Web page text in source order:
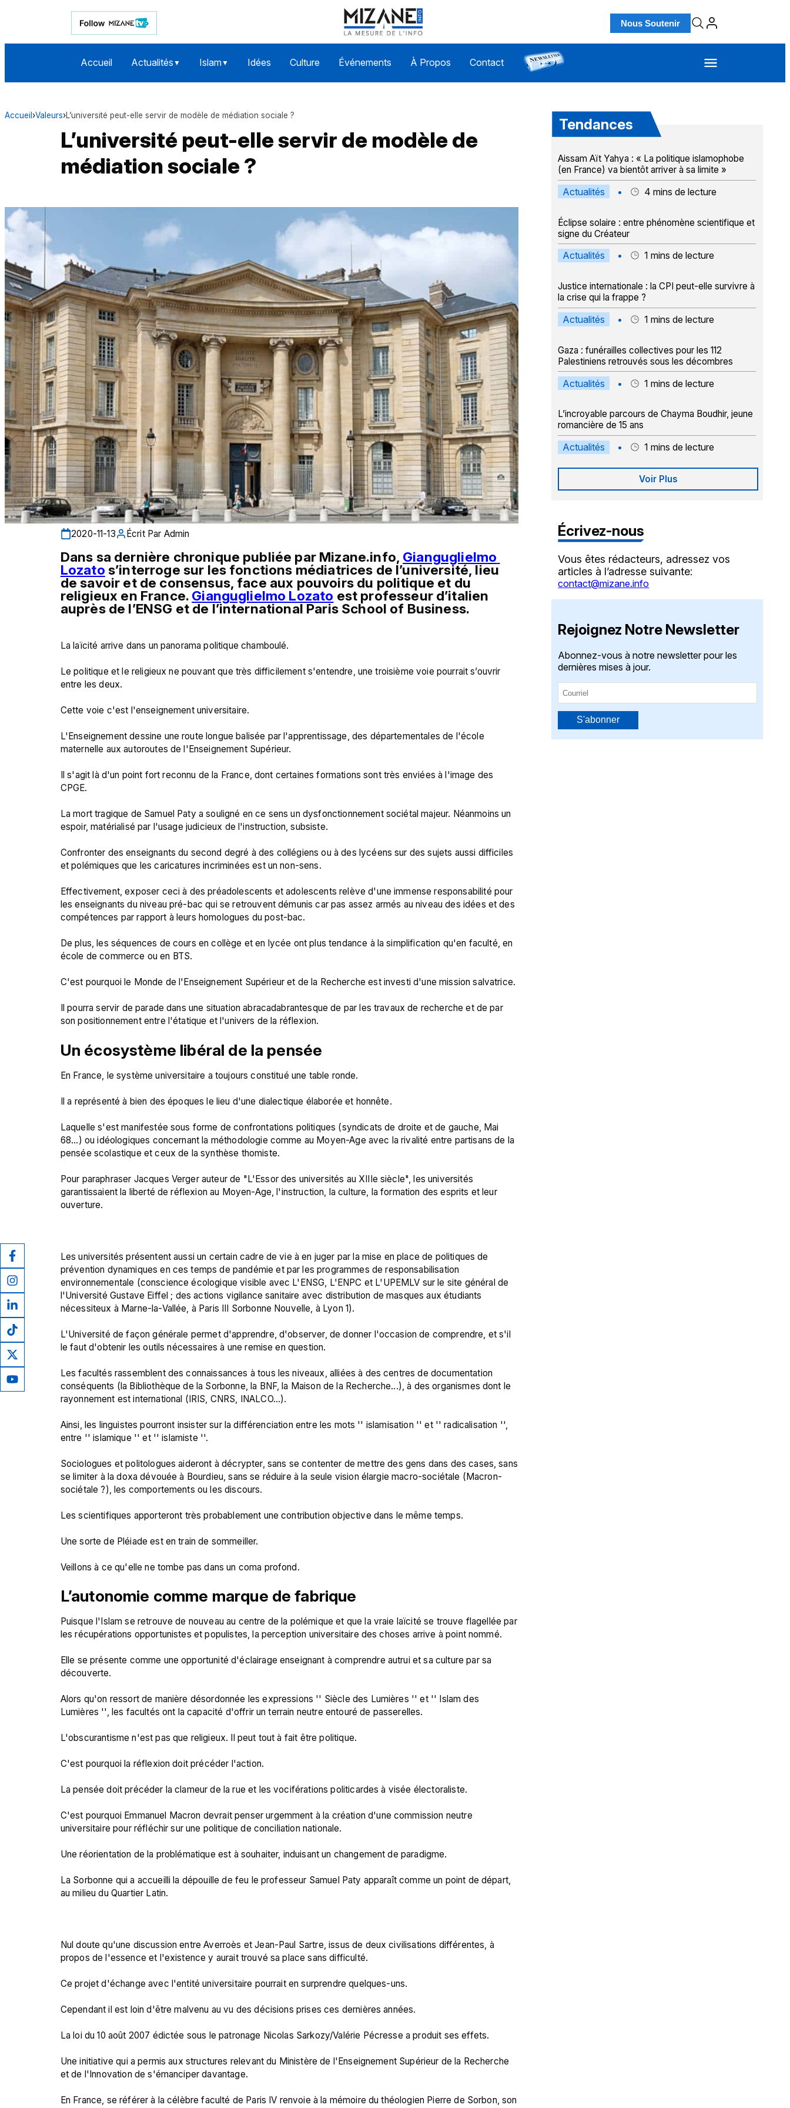
Nous Soutenir
Accueil Actualités ▼ Islam▼ Idées Culture Événements À Propos Contact
Accueil ›Valeurs›L’université peut-elle servir de modèle de médiation sociale ?
L’université peut-elle servir de modèle de
médiation sociale ?
2020-11-13 Écrit Par Admin
Dans sa dernière chronique publiée par Mizane.info, Gianguglielmo
Lozato s’interroge sur les fonctions médiatrices de l’université, lieu
de savoir et de consensus, face aux pouvoirs du politique et du
religieux en France. Gianguglielmo Lozato est professeur d’italien
auprès de l’ENSG et de l’international Paris School of Business.
La laïcité arrive dans un panorama politique chamboulé.
Le politique et le religieux ne pouvant que très difficilement s'entendre, une troisième voie pourrait s’ouvrir
entre les deux.
Cette voie c'est l'enseignement universitaire.
L'Enseignement dessine une route longue balisée par l'apprentissage, des départementales de l'école
maternelle aux autoroutes de l'Enseignement Supérieur.
Il s'agit là d'un point fort reconnu de la France, dont certaines formations sont très enviées à l'image des
CPGE.
La mort tragique de Samuel Paty a souligné en ce sens un dysfonctionnement sociétal majeur. Néanmoins un
espoir, matérialisé par l'usage judicieux de l'instruction, subsiste.
Confronter des enseignants du second degré à des collégiens ou à des lycéens sur des sujets aussi difficiles
et polémiques que les caricatures incriminées est un non-sens.
Effectivement, exposer ceci à des préadolescents et adolescents relève d'une immense responsabilité pour
les enseignants du niveau pré-bac qui se retrouvent démunis car pas assez armés au niveau des idées et des
compétences par rapport à leurs homologues du post-bac.
De plus, les séquences de cours en collège et en lycée ont plus tendance à la simplification qu'en faculté, en
école de commerce ou en BTS.
C'est pourquoi le Monde de l'Enseignement Supérieur et de la Recherche est investi d'une mission salvatrice.
Il pourra servir de parade dans une situation abracadabrantesque de par les travaux de recherche et de par
Un écosystème libéral de la pensée
En France, le système universitaire a toujours constitué une table ronde.
Il a représenté à bien des époques le lieu d'une dialectique élaborée et honnête.
Laquelle s'est manifestée sous forme de confrontations politiques (syndicats de droite et de gauche, Mai
68...) ou idéologiques concernant la méthodologie comme au Moyen-Age avec la rivalité entre partisans de la
pensée scolastique et ceux de la synthèse thomiste.
Pour paraphraser Jacques Verger auteur de "L'Essor des universités au XIIIe siècle", les universités
garantissaient la liberté de réflexion au Moyen-Age, l'instruction, la culture, la formation des esprits et leur
ouverture.
Les universités présentent aussi un certain cadre de vie à en juger par la mise en place de politiques de
prévention dynamiques en ces temps de pandémie et par les programmes de responsabilisation
environnementale (conscience écologique visible avec L'ENSG, L'ENPC et L'UPEMLV sur le site général de
l'Université Gustave Eiffel ; des actions vigilance sanitaire avec distribution de masques aux étudiants
nécessiteux à Marne-la-Vallée, à Paris III Sorbonne Nouvelle, à Lyon 1).
L'Université de façon générale permet d'apprendre, d'observer, de donner l'occasion de comprendre, et s'il
le faut d'obtenir les outils nécessaires à une remise en question.
Les facultés rassemblent des connaissances à tous les niveaux, alliées à des centres de documentation
conséquents (la Bibliothèque de la Sorbonne, la BNF, la Maison de la Recherche...), à des organismes dont le
rayonnement est international (IRIS, CNRS, INALCO...).
Ainsi, les linguistes pourront insister sur la différenciation entre les mots '' islamisation '' et '' radicalisation '',
entre '' islamique '' et '' islamiste ''.
Sociologues et politologues aideront à décrypter, sans se contenter de mettre des gens dans des cases, sans
se limiter à la doxa dévouée à Bourdieu, sans se réduire à la seule vision élargie macro-sociétale (Macron-
sociétale ?), les comportements ou les discours.
Les scientifiques apporteront très probablement une contribution objective dans le même temps.
Une sorte de Pléiade est en train de sommeiller.
L’autonomie comme marque de fabrique
Puisque l'Islam se retrouve de nouveau au centre de la polémique et que la vraie laïcité se trouve flagellée par
les récupérations opportunistes et populistes, la perception universitaire des choses arrive à point nommé.
Elle se présente comme une opportunité d'éclairage enseignant à comprendre autrui et sa culture par sa
découverte.
Alors qu'on ressort de manière désordonnée les expressions '' Siècle des Lumières '' et '' Islam des
Lumières '', les facultés ont la capacité d'offrir un terrain neutre entouré de passerelles.
L'obscurantisme n'est pas que religieux. Il peut tout à fait être politique.
C'est pourquoi la réflexion doit précéder l'action.
La pensée doit précéder la clameur de la rue et les vociférations politicardes à visée électoraliste.
C'est pourquoi Emmanuel Macron devrait penser urgemment à la création d'une commission neutre
universitaire pour réfléchir sur une politique de conciliation nationale.
Une réorientation de la problématique est à souhaiter, induisant un changement de paradigme.
La Sorbonne qui a accueilli la dépouille de feu le professeur Samuel Paty apparaît comme un point de départ,
au milieu du Quartier Latin.
Nul doute qu'une discussion entre Averroès et Jean-Paul Sartre, issus de deux civilisations différentes, à
propos de l'essence et l'existence y aurait trouvé sa place sans difficulté.
Ce projet d'échange avec l'entité universitaire pourrait en surprendre quelques-uns.
Cependant il est loin d'être malvenu au vu des décisions prises ces dernières années.
La loi du 10 août 2007 édictée sous le patronage Nicolas Sarkozy/Valérie Pécresse a produit ses effets.
Une initiative qui a permis aux structures relevant du Ministère de l'Enseignement Supérieur de la Recherche
et de l'Innovation de s'émanciper davantage.
En France, se référer à la célèbre faculté de Paris IV renvoie à la mémoire du théologien Pierre de Sorbon, son
Tendances
Aissam Aït Yahya : « La politique islamophobe
(en France) va bientôt arriver à sa limite »
Actualités • 4 mins de lecture
Éclipse solaire : entre phénomène scientifique et
signe du Créateur
Actualités • 1 mins de lecture
Justice internationale : la CPI peut-elle survivre à
la crise qui la frappe ?
Actualités • 1 mins de lecture
Gaza : funérailles collectives pour les 112
Palestiniens retrouvés sous les décombres
Actualités • 1 mins de lecture
L’incroyable parcours de Chayma Boudhir, jeune
romancière de 15 ans
Actualités • 1 mins de lecture
Voir Plus
Écrivez-nous
Vous êtes rédacteurs, adressez vos
articles à l’adresse suivante:
contact@mizane.info
Rejoignez Notre Newsletter
Abonnez-vous à notre newsletter pour les
dernières mises à jour.
S'abonner